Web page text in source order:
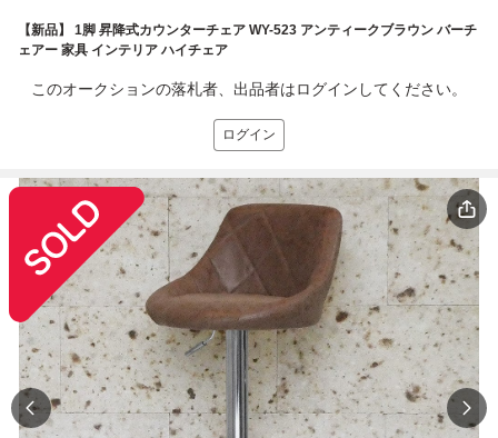
【新品】 1脚 昇降式カウンターチェア WY-523 アンティークブラウン バーチ
ェアー 家具 インテリア ハイチェア
このオークションの落札者、出品者はログインしてください。
ログイン